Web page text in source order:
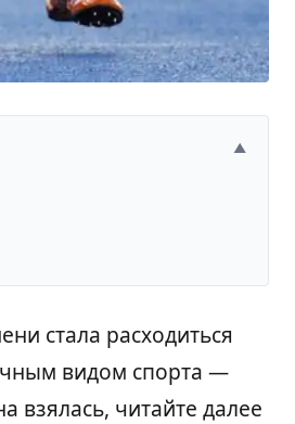
▲
стала расходиться
видом спорта —
взялась, читайте далее